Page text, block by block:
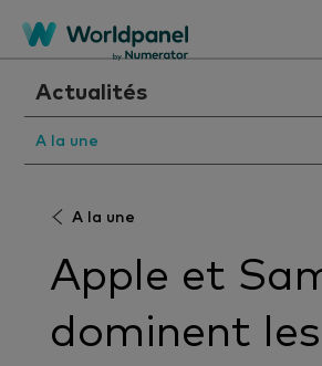
Actualités
A la une
A la une
Apple et
dominent les